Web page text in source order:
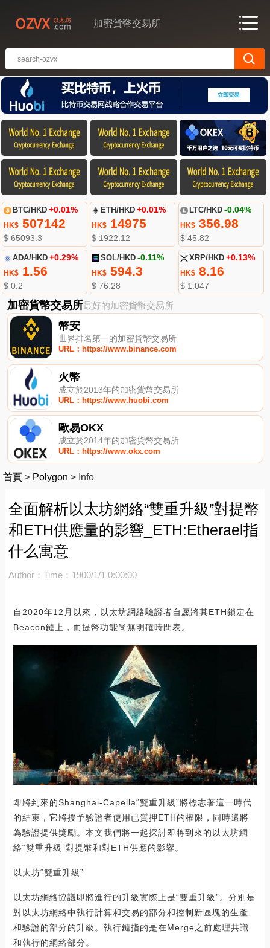
加密貨幣交易所
BTC/HKD +0.01%
HK$507142
$ 65093.3
ETH/HKD +0.01%
HK$ 14975
$ 1922.12
LTC/HKD -0.04%
HK$356.98
$ 45.82
ADA/HKD +0.29%
HK$1.56
$ 0.2
SOL/HKD -0.11%
HK$ 594.3
$ 76.28
XRP/HKD +0.13%
HK$8.16
$ 1.047
加密貨幣交易所最好的加密貨幣交易所
幣安
世界排名第一的加密貨幣交易所
URL：https://www.binance.com
火幣
成立於2013年的加密貨幣交易所
URL：https://www.huobi.com
歐易OKX
成立於2014年的加密貨幣交易所
URL：https://www.okx.com
首頁 > Polygon > Info
全面解析以太坊網絡“雙重升級”對提幣
和ETH供應量的影響_ETH:Etherael指
什么寓意
Author： Time：1900/1/1 0:00:00
自2020年12月以來，以太坊網絡驗證者自愿將其ETH鎖定在
Beacon鏈上，而提幣功能尚無明確時間表。
即將到來的Shanghai-Capella“雙重升級”將標志著這一時代
的結束，它將授予驗證者使用已質押ETH的權限，同時還將
為驗證提供獎勵。本文我們將一起探討即將到來的以太坊網
絡“雙重升級”對提幣和對ETH供應的影響。
以太坊“雙重升級”
以太坊網絡協議即將進行的升級實際上是“雙重升級”。分別是
對以太坊網絡中執行計算和交易的部分和控制新區塊的生產
和驗證的部分的升級。執行鏈指的是在Merge之前處理共識
和執行的網絡部分。